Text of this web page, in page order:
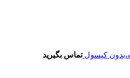
تماس بگیرید